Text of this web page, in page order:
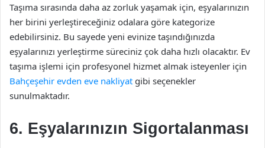
Taşıma sırasında daha az zorluk yaşamak için, eşyalarınızın
her birini yerleştireceğiniz odalara göre kategorize
edebilirsiniz. Bu sayede yeni evinize taşındığınızda
eşyalarınızı yerleştirme süreciniz çok daha hızlı olacaktır. Ev
taşıma işlemi için profesyonel hizmet almak isteyenler için
Bahçeşehir evden eve nakliyat gibi seçenekler
sunulmaktadır.
6. Eşyalarınızın Sigortalanması